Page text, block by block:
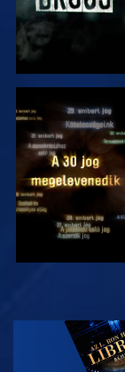
MŰSORNÉZÉS
MŰSORNÉZÉS